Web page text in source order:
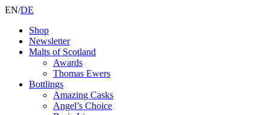
EN/DE
Shop
Newsletter
Malts of Scotland
Awards
Thomas Ewers
Bottlings
Amazing Casks
Angel’s Choice